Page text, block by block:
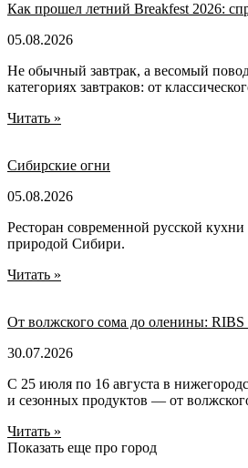
Как прошел летний Breakfest 2026:
05.08.2026
Не обычный завтрак, а весомый
категориях завтраков: от
Читать »
Сибирские огни
05.08.2026
Ресторан современной русской
природой Сибири.
Читать »
От волжского сома до оленины:
30.07.2026
С 25 июля по 16 августа в
и сезонных продуктов — от
Читать »
Показать еще про город